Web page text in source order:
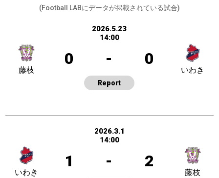
(Football LABにデータが掲載されている試合)
2026.5.23
14:00
0 - 0
藤枝 いわき
Report
2026.3.1
14:00
1 - 2
いわき 藤枝